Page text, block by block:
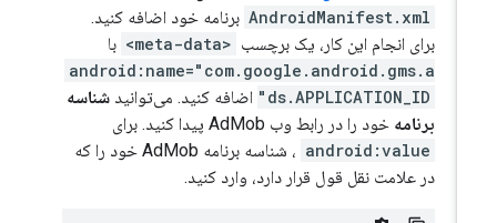
AndroidManifest.xml برنامه خود اضافه کنید.
برای انجام این کار، یک برچسب <meta-data>
با
android:name="com.google.android.gms.a
ds.APPLICATION_ID" اضافه کنید. می‌توانیدشناسه
برنامه خود را در رابط وب AdMob پیدا کنید. برای
android:value
، شناسه برنامه AdMob خود را که
در علامت نقل قول قرار دارد، وارد کنید.